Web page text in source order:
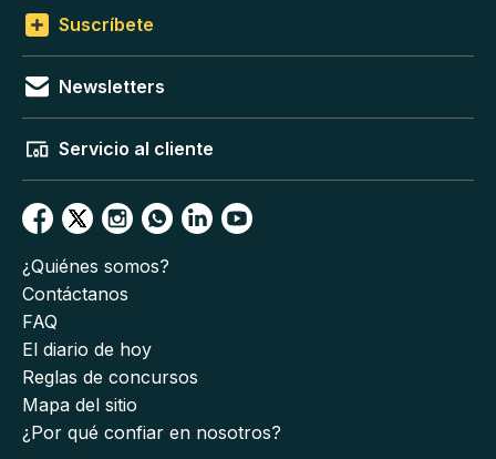
Suscríbete
Newsletters
Servicio al cliente
¿Quiénes somos?
Contáctanos
FAQ
El diario de hoy
Reglas de concursos
Mapa del sitio
¿Por qué confiar en nosotros?